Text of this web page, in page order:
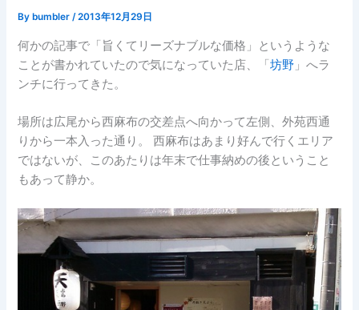
By bumbler/2013年12月29日
何かの記事で「旨くてリーズナブルな価格」というような
ことが書かれていたので気になっていた店、「坊野 」へラ
ンチに行ってきた。
場所は広尾から西麻布の交差点へ向かって左側、外苑西通
りから一本入った通り。 西麻布はあまり好んで行くエリア
ではないが、このあたりは年末で仕事納めの後ということ
もあって静か。